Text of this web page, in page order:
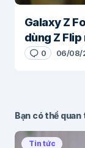
Galaxy Z
dùng Z Flip
0 06/08/
Bạn có thể quan
Tin tức